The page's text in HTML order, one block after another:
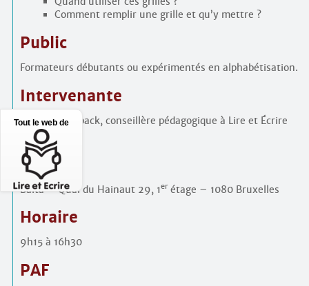
Comment remplir une grille et qu’y mettre ?
Public
Formateurs débutants ou expérimentés en alphabétisation.
Intervenante
Sandrine Colback, conseillère pédagogique à Lire et Écrire
Bruxelles.
Lieu
Baïta – Quai du Hainaut 29, 1erétage – 1080 Bruxelles
Horaire
9h15 à 16h30
PAF
Tout le web de